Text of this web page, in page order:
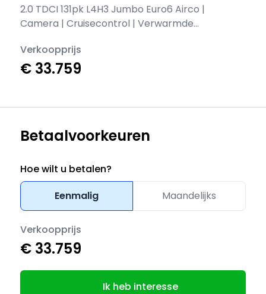
2.0 TDCI 131pk L4H3 Jumbo Euro6 Airco |
Camera | Cruisecontrol | Verwarmde
Verkoopprijs
€ 33.759
Betaalvoorkeuren
Hoe wilt u betalen?
Eenmalig
Maandelijks
Verkoopprijs
€ 33.759
Ik heb interesse